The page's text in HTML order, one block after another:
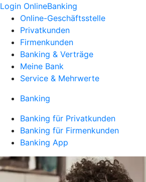
Login OnlineBanking
Online-Geschäftsstelle
Privatkunden
Firmenkunden
Banking & Verträge
Meine Bank
Service & Mehrwerte
Banking
Banking für Privatkunden
Banking für Firmenkunden
Banking App